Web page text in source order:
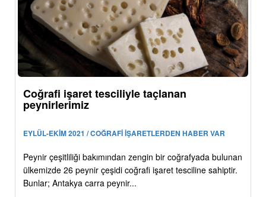
Coğrafi işaret tesciliyle taçlanan
peynirlerimiz
EYLÜL-EKİM 2021 / COĞRAFİ İŞARETLERDEN HABER VAR
Peynir çeşitliliği bakımından zengin bir coğrafyada bulunan
ülkemizde 26 peynir çeşidi coğrafi işaret tesciline sahiptir.
Bunlar; Antakya carra peynir...